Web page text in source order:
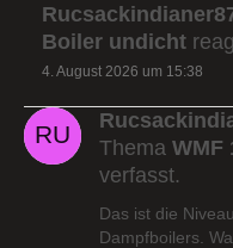
Boiler undicht
4. August 2026 um 15:38
Thema WMF
verfasst.
Das ist die
Dampfboilers.